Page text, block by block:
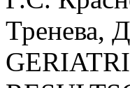
Тренева,